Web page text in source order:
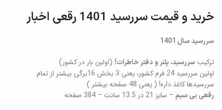
خرید و قیمت سررسید 1401 رقعی اخبار
سررسید سال 1401
ترکیب سررسید، پلنر و دفتر خاطرات! (اولین بار در کشور)
اولین سررسید 24 فرم کشور، یعنی 3 بخش 16برگی بیشتر از تمام
سررسیدها کاغذ داره! ( یعنی 48 صفحه بیشتر )
رقعی بی سیم – سایز 21 در 13.5 سانت – 384 صفحه